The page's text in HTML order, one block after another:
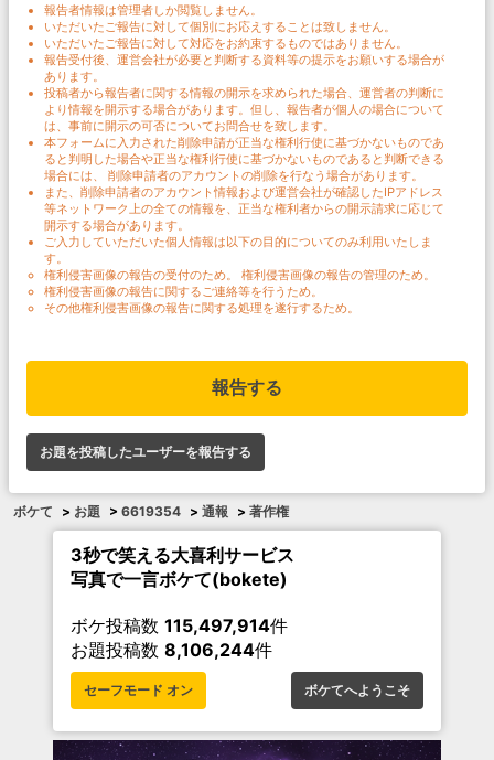
報告者情報は管理者しか閲覧しません。
いただいたご報告に対して個別にお応えすることは致しません。
いただいたご報告に対して対応をお約束するものではありません。
報告受付後、運営会社が必要と判断する資料等の提示をお願いする場合が
あります。
投稿者から報告者に関する情報の開示を求められた場合、運営者の判断に
より情報を開示する場合があります。但し、報告者が個人の場合について
は、事前に開示の可否についてお問合せを致します。
本フォームに入力された削除申請が正当な権利行使に基づかないものであ
ると判明した場合や正当な権利行使に基づかないものであると判断できる
場合には、 削除申請者のアカウントの削除を行なう場合があります。
また、削除申請者のアカウント情報および運営会社が確認したIPアドレス
等ネットワーク上の全ての情報を、正当な権利者からの開示請求に応じて
開示する場合があります。
ご入力していただいた個人情報は以下の目的についてのみ利用いたしま
す。
権利侵害画像の報告の受付のため。 権利侵害画像の報告の管理のため。
権利侵害画像の報告に関するご連絡等を行うため。
その他権利侵害画像の報告に関する処理を遂行するため。
報告する
お題を投稿したユーザーを報告する
ボケて > お題 > 6619354 > 通報 > 著作権
3秒で笑える大喜利サービス
写真で一言ボケて(bokete)
ボケ投稿数 115,497,914件
お題投稿数 8,106,244件
セーフモード オン ボケてへようこそ